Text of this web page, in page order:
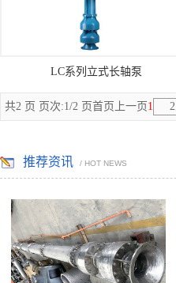
LC系列立式长轴泵
共2 页 页次:1/2 页首页 上一页 1 2
推荐资讯 / HOT NEWS